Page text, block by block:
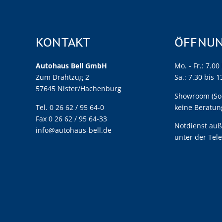
KONTAKT
Autohaus Bell GmbH
Zum Drahtzug 2
57645 Nister/Hachenburg
Tel. 0 26 62 / 95 64-0
Fax 0 26 62 / 95 64-33
info@autohaus-bell.de
Mo. - Fr.:
Sa.: 7.30 bis
Showroom
keine
Notdienst
unter der